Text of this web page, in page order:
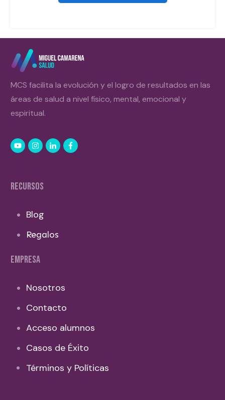
MCS facilita la evolución y el logro de resultados en las
áreas de salud a nivel físico, mental, emocional y
espiritual.
RECURSOS
Blog
Regalos
EMPRESA
Nosotros
Contacto
Acceso alumnos
Casos de Éxito
Términos y Políticas